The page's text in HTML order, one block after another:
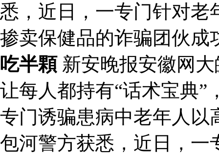
悉，近日，一专门针对老
掺卖保健品的诈骗团伙
吃半顆新安晚报安徽网
让每人都持有“话术宝典”
专门诱骗患病中老年人
包河警方获悉，近日，一